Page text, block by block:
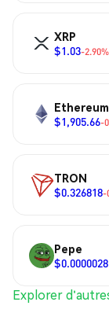
XRP
$1.03-2.90%
Ethereum
$1,905.66-
TRON
$0.326818-
Pepe
Explorer